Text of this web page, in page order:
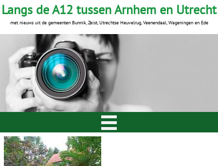
Langs de A12 tussen Arnhem en Utrecht
met nieuws uit de gemeenten Bunnik, Zeist, Utrechtse Heuvelrug, Veenendaal, Wageningen en Ede